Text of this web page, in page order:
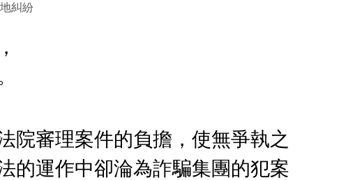
院審理案件的負擔，使無爭執之
的運作中卻淪為詐騙集團的犯案